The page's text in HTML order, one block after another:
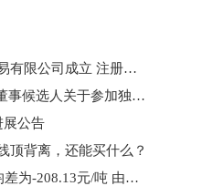
每日报道：南京海裕恒贸易有限公司成立 注册资本350万人民币
今日聚焦!晨光生物: 独立董事候选人关于参加独立董事培训并取得独立董事资格证书的承诺书（牛翃）
展公告
顶背离，还能买什么？
生意社醋酸丁酯5月31日均差为-208.13元/吨 由负向扩大转为缩小